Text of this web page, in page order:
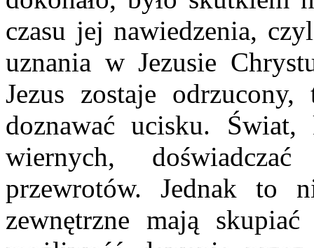
czasu jej nawiedzenia,
uznania w Jezusie
Jezus zostaje
doznawać ucisku.
wiernych,
przewrotów. Jednak to
zewnętrzne mają